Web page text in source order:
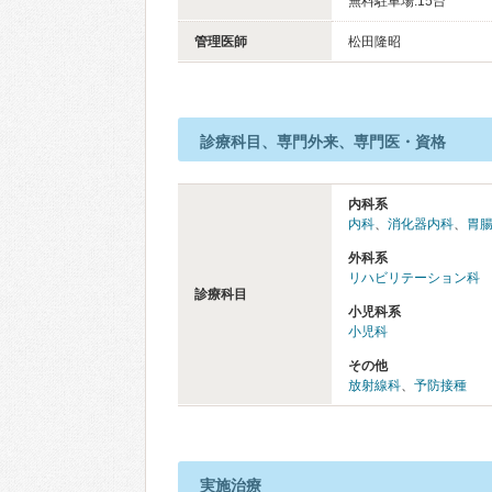
管理医師 松田隆昭
診療科目、専門外来、専門医・資格
診療科目
内科系
内科、 消化器内科、 胃
外科系
リハビリテーション科
小児科系
小児科
その他
放射線科、 予防接種
実施治療